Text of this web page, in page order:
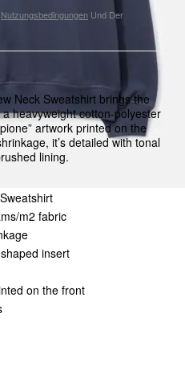
Nutzungsbedingungen Und Der
Neck Sweatshirt brings the
heavyweight cotton-polyester
artwork printed on the
it’s detailed with tonal
lining.
m2 fabric
insert
on the front